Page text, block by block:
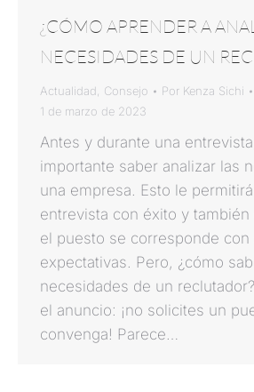
¿CÓMO APRENDER A
NECESIDADES DE UN
Actualidad Consejo Por Kenza Sichi
1 de marzo de 2023
Antes y durante una
importante saber analizar las
una empresa. Esto le
entrevista con éxito y
el puesto se corresponde con
expectativas. Pero, ¿cómo
necesidades de un
el anuncio: ¡no solicites un
convenga! Parece…